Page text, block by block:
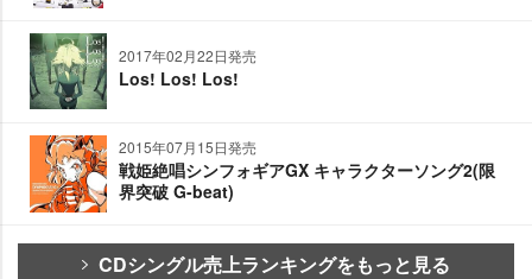
2017年02月22日発売
Los! Los! Los!
2015年07月15日発売
戦姫絶唱シンフォギアGX キャラクターソング2(限
界突破 G-beat)
CDシングル売上ランキングをもっと見る